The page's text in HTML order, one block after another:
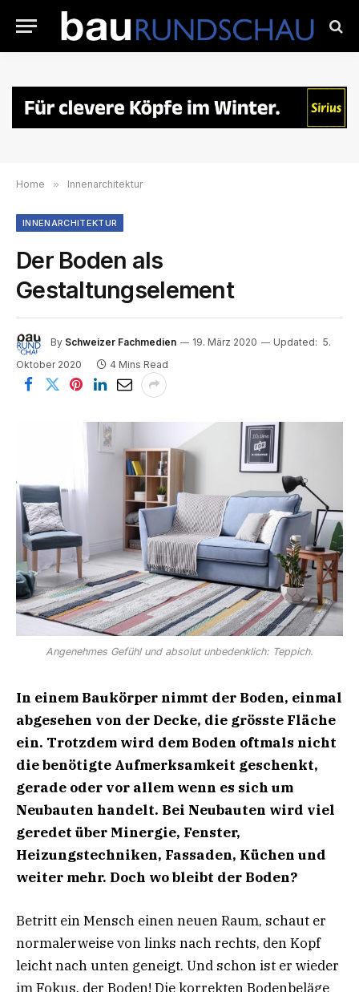
Home » Innenarchitektur
INNENARCHITEKTUR
Der Boden als
Gestaltungselement
By Schweizer Fachmedien 19. März 2020 Updated: 5.
Oktober 2020
4 Mins Read
Angenehmes Gefühl und absolut unbedenklich: Teppich.
In einem Baukörper nimmt der Boden, einmal
abgesehen von der Decke, die grösste Fläche
ein. Trotzdem wird dem Boden oftmals nicht
die benötigte Aufmerksamkeit geschenkt,
gerade oder vor allem wenn es sich um
Neubauten handelt. Bei Neubauten wird viel
geredet über Minergie, Fenster,
Heizungstechniken, Fassaden, Küchen und
weiter mehr. Doch wo bleibt der Boden?
Betritt ein Mensch einen neuen Raum, schaut er
normalerweise von links nach rechts, den Kopf
leicht nach unten geneigt. Und schon ist er wieder
im Fokus, der Boden! Die korrekten Bodenbeläge